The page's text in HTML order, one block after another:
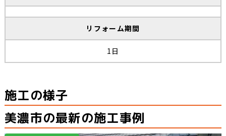
リフォーム期間
1日
施工の様子
美濃市の最新の施工事例